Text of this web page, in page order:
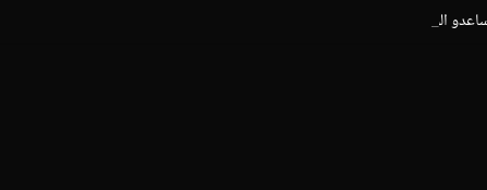
الوداد عيط ليهم قاضي التحقيق.. دابا حتى شي واحد ما بقا باغي يعاون”